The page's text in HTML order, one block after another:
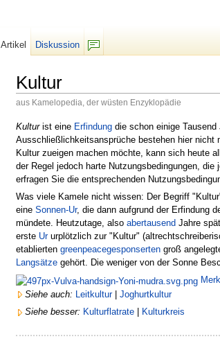
Kultur
aus Kamelopedia, der wüsten Enzyklopädie
Kulturist eine Erfindung die schon einige
Ausschließlichkeitsansprüche bestehen hier nicht
Kultur zueigen machen möchte, kann sich heute
der Regel jedoch harte Nutzungsbedingungen,
erfragen Sie die entsprechenden
Was viele Kamele nicht wissen: Der Begriff
eine Sonnen-Ur, die dann aufgrund der Erfindung
mündete. Heutzutage, also abertausend Jahre
erste Ururplötzlich zur "Kultur"
etablierten greenpeacegesponserten groß
Langsätze gehört. Die weniger von der Sonne
Siehe auch: Leitkultur| Joghurtkultur
Siehe besser: Kulturflatrate Kulturkreis
Artikel
Diskussion